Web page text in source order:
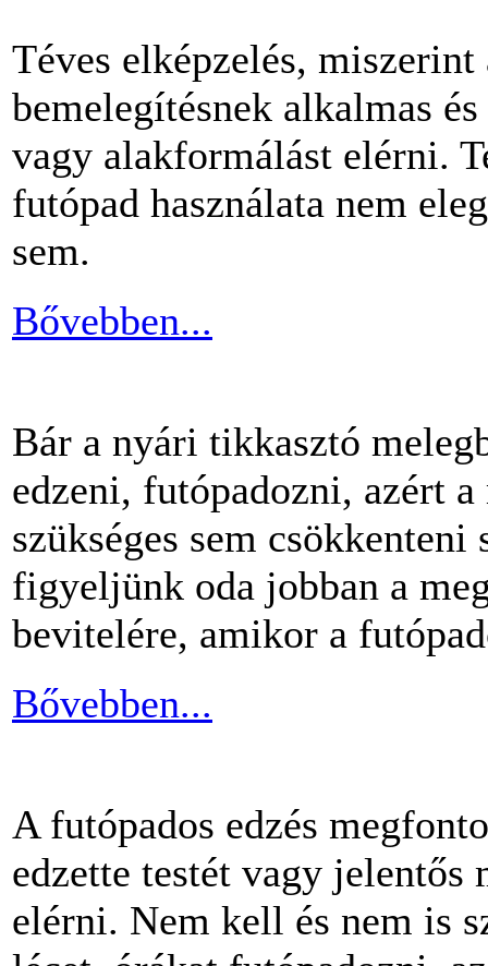
Téves elképzelés, miszerint
bemelegítésnek alkalmas
vagy alakformálást elérni.
futópad használata nem
sem.
Bővebben...
Bár a nyári tikkasztó
edzeni, futópadozni, azért
szükséges sem
figyeljünk oda jobban a
bevitelére, amikor a
Bővebben...
A futópados edzés
edzette testét vagy jelentős
elérni. Nem kell és nem is